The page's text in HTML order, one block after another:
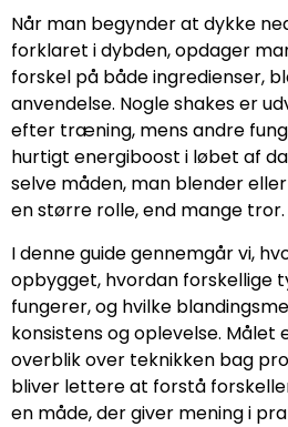
Når man begynder at dykke
forklaret i dybden, opdager
forskel på både ingredienser,
anvendelse. Nogle shakes er
efter træning, mens andre
hurtigt energiboost i løbet af
selve måden, man blender
en større rolle, end mange tror.
I denne guide gennemgår vi,
opbygget, hvordan forskellige
fungerer, og hvilke
konsistens og oplevelse. Målet
overblik over teknikken bag
bliver lettere at forstå
en måde, der giver mening i